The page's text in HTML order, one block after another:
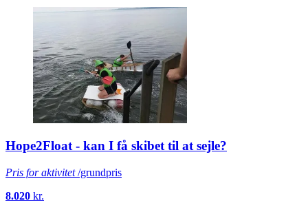
Hope2Float - kan I få skibet til at sejle?
Pris for aktivitet/grundpris
8.020 kr.